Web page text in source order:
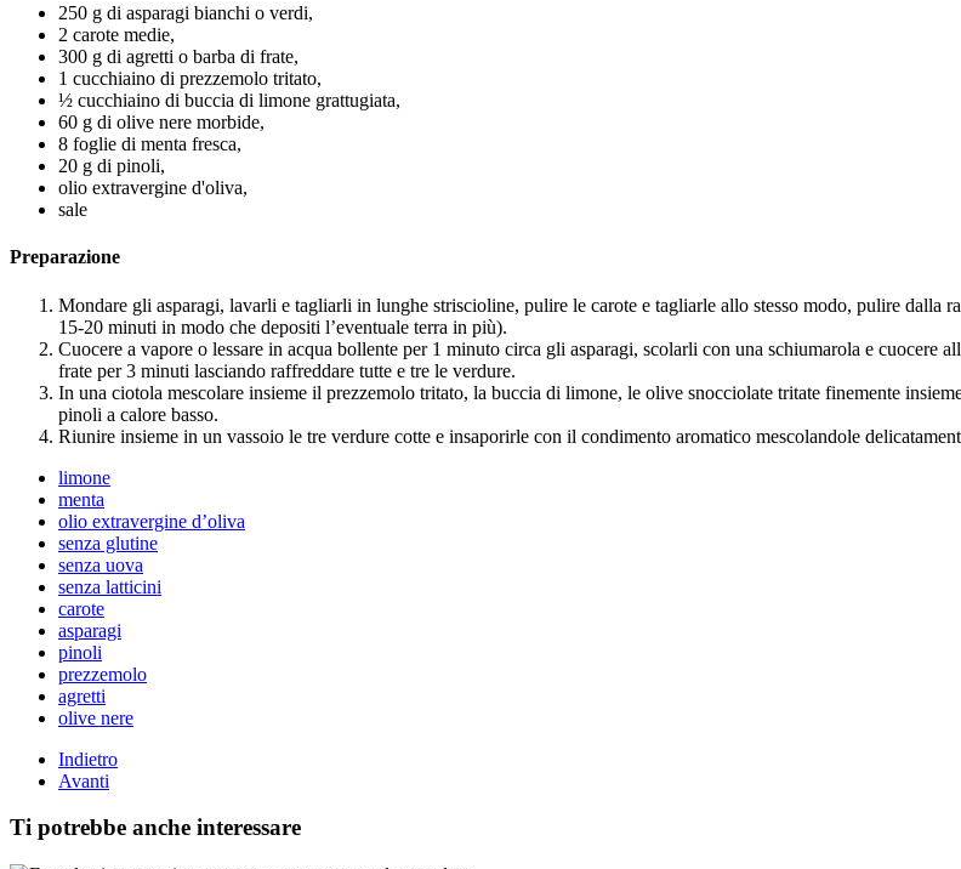
250 g di asparagi bianchi o verdi,
2 carote medie,
300 g di agretti o barba di frate,
1 cucchiaino di prezzemolo tritato,
½ cucchiaino di buccia di limone grattugiata,
60 g di olive nere morbide,
8 foglie di menta fresca,
20 g di pinoli,
olio extravergine d'oliva,
sale
Preparazione
Mondare gli asparagi, lavarli e tagliarli in lunghe striscioline, pulire le carote e tagliarle allo stesso modo, pulire dalla
15-20 minuti in modo che depositi l’eventuale terra in più).
Cuocere a vapore o lessare in acqua bollente per 1 minuto circa gli asparagi, scolarli con una schiumarola e cuocere
frate per 3 minuti lasciando raffreddare tutte e tre le verdure.
In una ciotola mescolare insieme il prezzemolo tritato, la buccia di limone, le olive snocciolate tritate finemente
pinoli a calore basso.
Riunire insieme in un vassoio le tre verdure cotte e insaporirle con il condimento aromatico mescolandole
limone
menta
olio extravergine d’oliva
senza glutine
senza uova
senza latticini
carote
asparagi
pinoli
prezzemolo
agretti
olive nere
Indietro
Avanti
Ti potrebbe anche interessare